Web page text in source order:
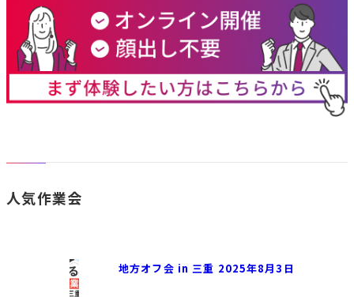
人気作業会
地方オフ会 in 三重 2025年8月3日